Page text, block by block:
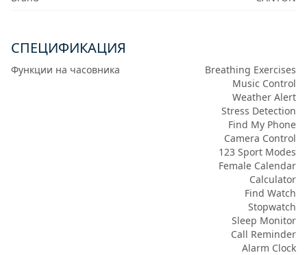
СПЕЦИФИКАЦИЯ
Функции на часовника
Breathing Exercises
Music Control
Weather Alert
Stress Detection
Find My Phone
Camera Control
123 Sport Modes
Female Calendar
Calculator
Find Watch
Stopwatch
Sleep Monitor
Call Reminder
Alarm Clock